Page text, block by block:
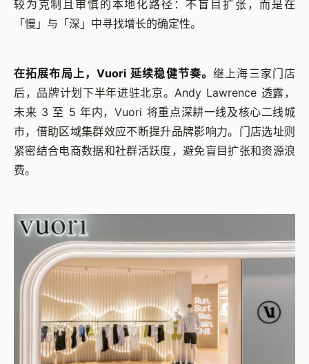
较为克制且审慎的本地化路径：不盲目扩张，而是在
「慢」与「深」中寻找增长的确定性。
在拓展布局上，Vuori 延续稳健节奏。继上海三家门店
后，品牌计划下半年进驻北京。Andy Lawrence 透露，
未来 3 至 5 年内，Vuori 将重点深耕一线及核心二线城
市，借助区域集群效应不断提升品牌影响力。门店选址则
紧密结合电商数据和社群活跃度，避免盲目扩张和资源浪
费。